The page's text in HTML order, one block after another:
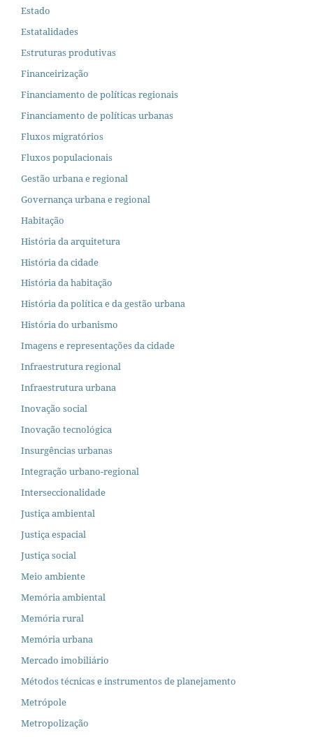
Estado
Estatalidades
Estruturas produtivas
Financeirização
Financiamento de políticas regionais
Financiamento de políticas urbanas
Fluxos migratórios
Fluxos populacionais
Gestão urbana e regional
Governança urbana e regional
Habitação
História da arquitetura
História da cidade
História da habitação
História da política e da gestão urbana
História do urbanismo
Imagens e representações da cidade
Infraestrutura regional
Infraestrutura urbana
Inovação social
Inovação tecnológica
Insurgências urbanas
Integração urbano-regional
Interseccionalidade
Justiça ambiental
Justiça espacial
Justiça social
Meio ambiente
Memória ambiental
Memória rural
Memória urbana
Mercado imobiliário
Métodos técnicas e instrumentos de planejamento
Metrópole
Metropolização